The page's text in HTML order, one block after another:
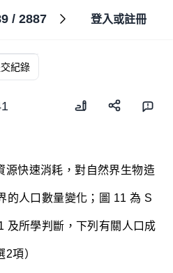
/ 2887 登入或註冊
紀錄
源快速消耗，對自然界生物造
的人口數量變化；圖 11 為 S
及所學判斷，下列有關人口成
項）